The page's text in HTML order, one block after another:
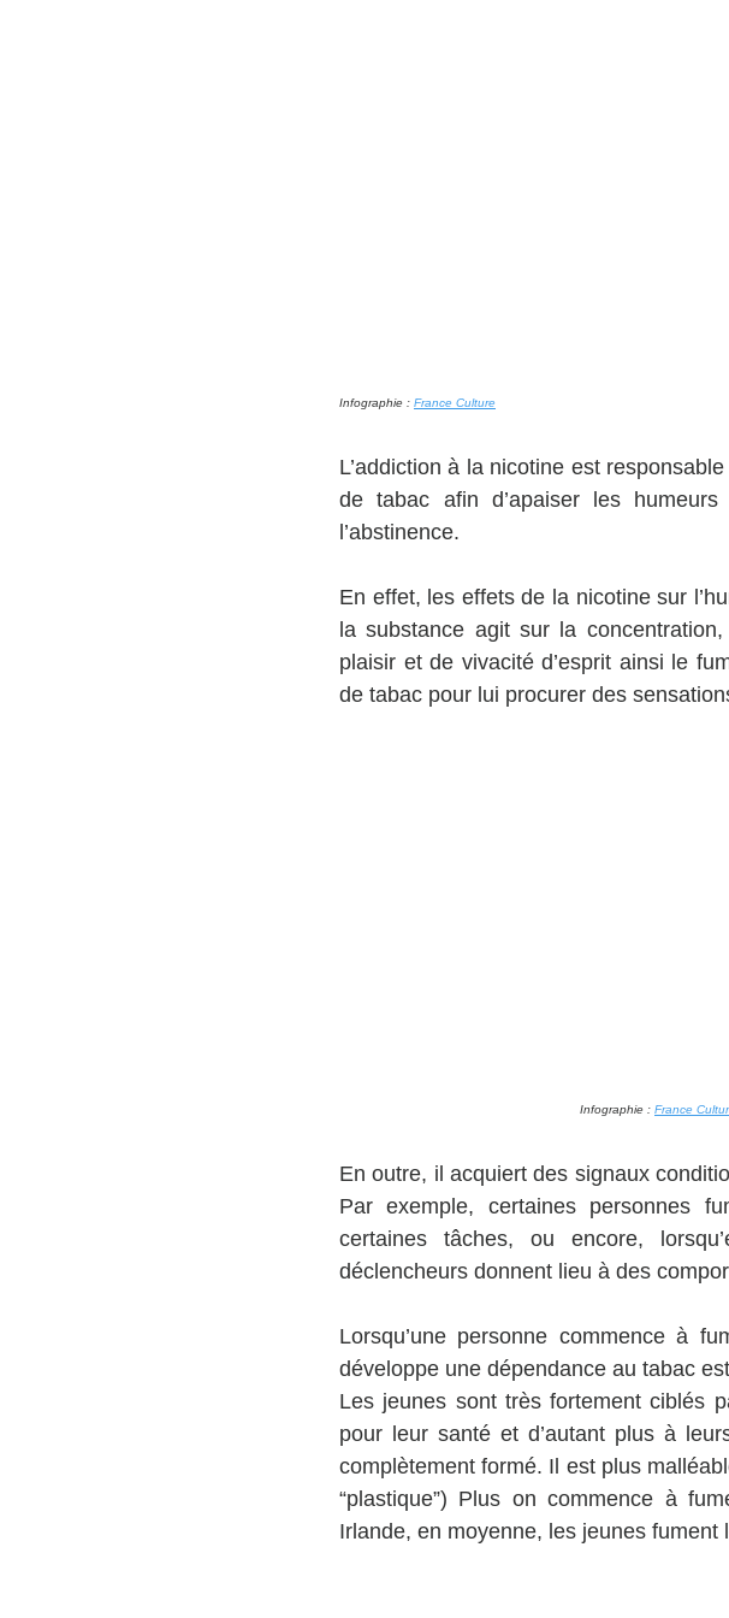
Infographie : France Culture
L’addiction à la nicotine est
de tabac afin d’apaiser les
l’abstinence.
En effet, les effets de la nicotine sur
la substance agit sur la
plaisir et de vivacité d’esprit ainsi le
de tabac pour lui procurer des
Infographie : France
En outre, il acquiert des signaux
Par exemple, certaines personnes
certaines tâches, ou encore,
déclencheurs donnent lieu à des
Lorsqu’une personne commence à
développe une dépendance au tabac
Les jeunes sont très fortement ciblés
pour leur santé et d’autant plus à
complètement formé. Il est plus
“plastique”) Plus on commence à
Irlande, en moyenne, les jeunes